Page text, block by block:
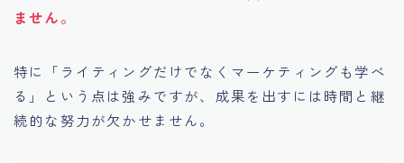
ません。
特に「ライティングだけでなくマーケティングも学べ
る」という点は強みですが、成果を出すには時間と継
続的な努力が欠かせません。